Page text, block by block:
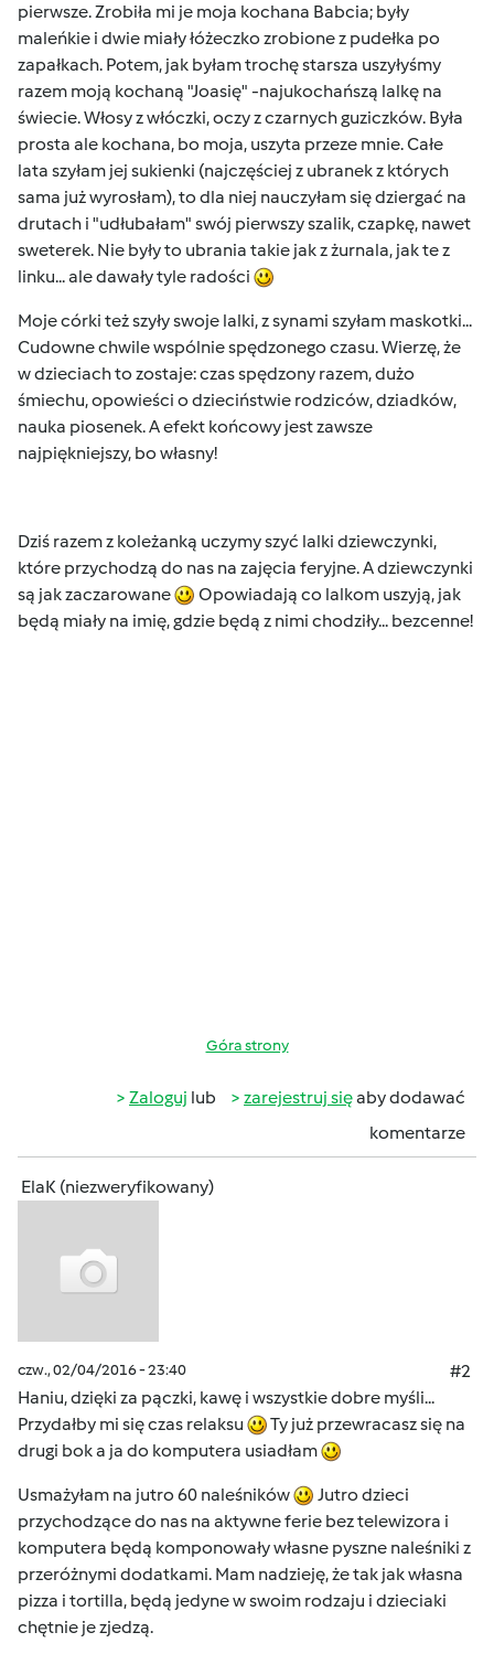
pierwsze. Zrobiła mi je moja kochana Babcia; były
maleńkie i dwie miały łóżeczko zrobione z pudełka po
zapałkach. Potem, jak byłam trochę starsza uszyłyśmy
razem moją kochaną "Joasię" -najukochańszą lalkę na
świecie. Włosy z włóczki, oczy z czarnych guziczków. Była
prosta ale kochana, bo moja, uszyta przeze mnie. Całe
lata szyłam jej sukienki (najczęściej z ubranek z których
sama już wyrosłam), to dla niej nauczyłam się dziergać na
drutach i "udłubałam" swój pierwszy szalik, czapkę, nawet
sweterek. Nie były to ubrania takie jak z żurnala, jak te z
linku... ale dawały tyle radości
Moje córki też szyły swoje lalki, z synami szyłam maskotki...
Cudowne chwile wspólnie spędzonego czasu. Wierzę, że
w dzieciach to zostaje: czas spędzony razem, dużo
śmiechu, opowieści o dzieciństwie rodziców, dziadków,
nauka piosenek. A efekt końcowy jest zawsze
najpiękniejszy, bo własny!
Dziś razem z koleżanką uczymy szyć lalki dziewczynki,
które przychodzą do nas na zajęcia feryjne. A dziewczynki
są jak zaczarowane
Opowiadają co lalkom uszyją, jak
będą miały na imię, gdzie będą z nimi chodziły... bezcenne!
Góra strony
Zaloguj lub zarejestruj sięaby dodawać
komentarze
ElaK (niezweryfikowany)
czw., 02/04/2016 - 23:40
#2
Haniu, dzięki za pączki, kawę i wszystkie dobre myśli...
Przydałby mi się czas relaksu
Ty już przewracasz się na
drugi bok a ja do komputera usiadłam
Usmażyłam na jutro 60 naleśników
Jutro dzieci
przychodzące do nas na aktywne ferie bez telewizora i
komputera będą komponowały własne pyszne naleśniki z
przeróżnymi dodatkami. Mam nadzieję, że tak jak własna
pizza i tortilla, będą jedyne w swoim rodzaju i dzieciaki
chętnie je zjedzą.